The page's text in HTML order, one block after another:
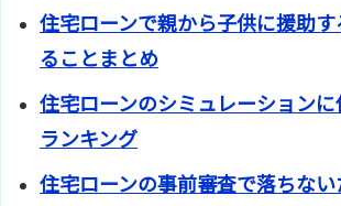
住宅ローンで親から子供に援助
ることまとめ
住宅ローンのシミュレーション
ランキング
住宅ローンの事前審査で落ちな